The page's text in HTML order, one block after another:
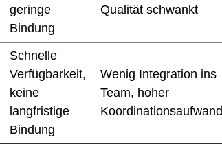
geringe
Bindung
Qualität schwankt
Schnelle
Verfügbarkeit,
keine
langfristige
Bindung
Wenig Integration ins
Team, hoher
Koordinationsaufwand